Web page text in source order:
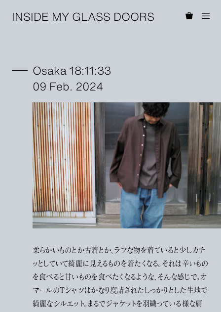
INSIDE MY GLASS DOORS
Osaka 18:11:33
09 Feb. 2024
柔らかいものとか古着とか、ラフな物を着ていると少しカチ
ッとしていて綺麗に見えるものを着たくなる。それは辛いもの
を食べると甘いものを食べたくなるような、そんな感じで。オ
マールのTシャツはかなり度詰されたしっかりとした生地で
綺麗なシルエット。まるでジャケットを羽織っている様な肩